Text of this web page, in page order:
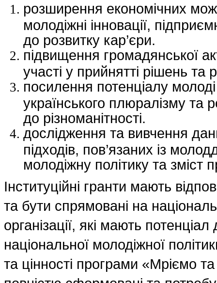
розширення економічних
молодіжні інновації,
до розвитку кар’єри.
підвищення громадянської
участі у прийнятті рішень та
посилення потенціалу
українського плюралізму та
до різноманітності.
дослідження та вивчення
підходів, пов’язаних із
молодіжну політику та зміст
Інституційні гранти мають
та бути спрямовані на
організації, які мають
національної молодіжної
та цінності програми «Мріємо